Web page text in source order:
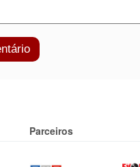
Parceiros